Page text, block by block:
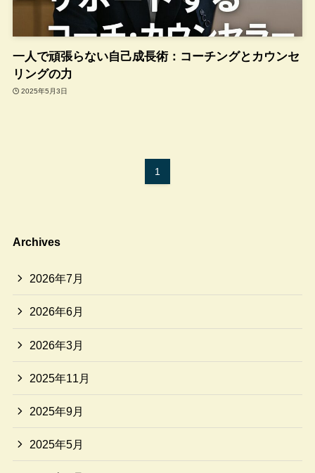
一人で頑張らない自己成長術：コーチングとカウンセ
リングの力
2025年5月3日
1
Archives
2026年7月
2026年6月
2026年3月
2025年11月
2025年9月
2025年5月